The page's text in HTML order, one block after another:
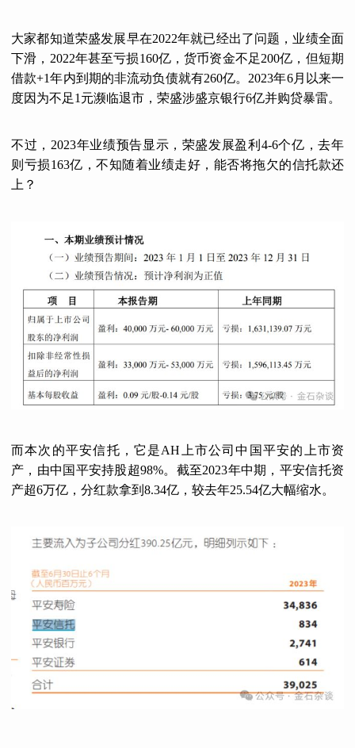
大家都知道荣盛发展早在2022年就已经出了问题，业绩全面
下滑，2022年甚至亏损160亿，货币资金不足200亿，但短期
借款+1年内到期的非流动负债就有260亿。2023年6月以来一
度因为不足1元濒临退市，荣盛涉盛京银行6亿并购贷暴雷。
不过，2023年业绩预告显示，荣盛发展盈利4-6个亿，去年
则亏损163亿，不知随着业绩走好，能否将拖欠的信托款还
上？
而本次的平安信托，它是AH上市公司中国平安的上市资
产，由中国平安持股超98%。截至2023年中期，平安信托资
产超6万亿，分红款拿到8.34亿，较去年25.54亿大幅缩水。